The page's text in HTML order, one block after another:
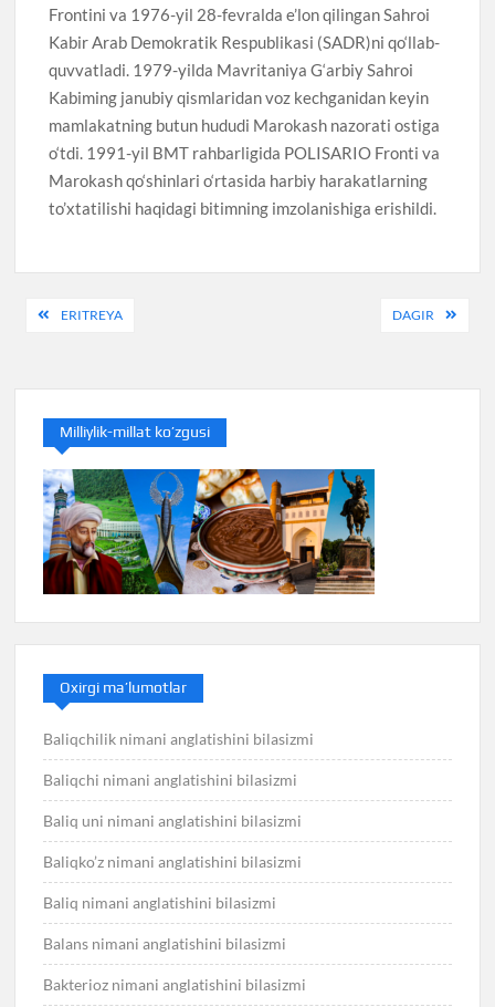
Frontini va 1976-yil 28-fevralda e’lon qilingan Sahroi
Kabir Arab Demokratik Respublikasi (SADR)ni qo‘llab-
quvvatladi. 1979-yilda Mavritaniya G‘arbiy Sahroi
Kabiming janubiy qismlaridan voz kechganidan keyin
mamlakatning butun hududi Marokash nazorati ostiga
o‘tdi. 1991-yil BMT rahbarligida POLISARIO Fronti va
Marokash qo‘shinlari o‘rtasida harbiy harakatlarning
to’xtatilishi haqidagi bitimning imzolanishiga erishildi.
PostERITREYA DAGIR
Milliylik-millat ko’zgusi
Oxirgi ma’lumotlar
Baliqchilik nimani anglatishini bilasizmi
Baliqchi nimani anglatishini bilasizmi
Baliq uni nimani anglatishini bilasizmi
Baliqko’z nimani anglatishini bilasizmi
Baliq nimani anglatishini bilasizmi
Balans nimani anglatishini bilasizmi
Bakterioz nimani anglatishini bilasizmi